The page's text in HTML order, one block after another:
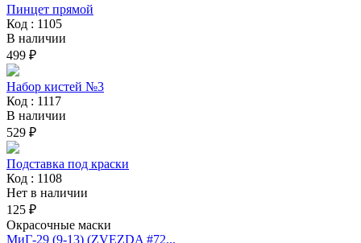
Пинцет прямой
Код : 1105
В наличии
499 ₽
Набор кистей №3
Код : 1117
В наличии
529 ₽
Подставка под краски
Код : 1108
Нет в наличии
125 ₽
Окрасочные маски
МиГ-29 (9-13) (ZVEZDA #72...